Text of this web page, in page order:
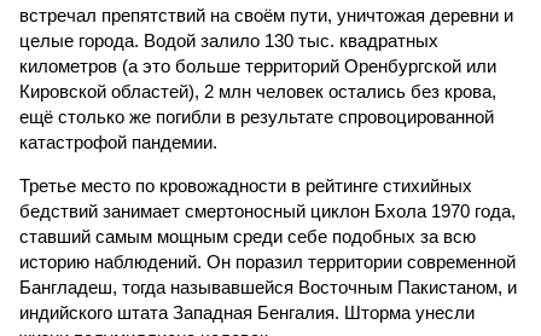
встречал препятствий на своём пути, уничтожая деревни и
целые города. Водой залило 130 тыс. квадратных
километров (а это больше территорий Оренбургской или
Кировской областей), 2 млн человек остались без крова,
ещё столько же погибли в результате спровоцированной
катастрофой пандемии.
Третье место по кровожадности в рейтинге стихийных
бедствий занимает смертоносный циклон Бхола 1970 года,
ставший самым мощным среди себе подобных за всю
историю наблюдений. Он поразил территории современной
Бангладеш, тогда называвшейся Восточным Пакистаном, и
индийского штата Западная Бенгалия. Шторма унесли